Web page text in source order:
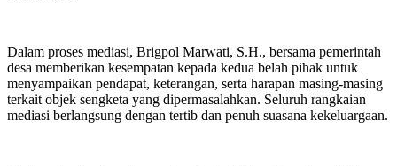
Dalam proses mediasi, Brigpol Marwati, S.H., bersama pemerintah
desa memberikan kesempatan kepada kedua belah pihak untuk
menyampaikan pendapat, keterangan, serta harapan masing-masing
terkait objek sengketa yang dipermasalahkan. Seluruh rangkaian
mediasi berlangsung dengan tertib dan penuh suasana kekeluargaan.